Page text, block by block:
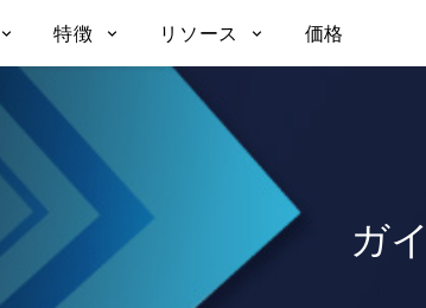
特徴 リソース 価格
ガ